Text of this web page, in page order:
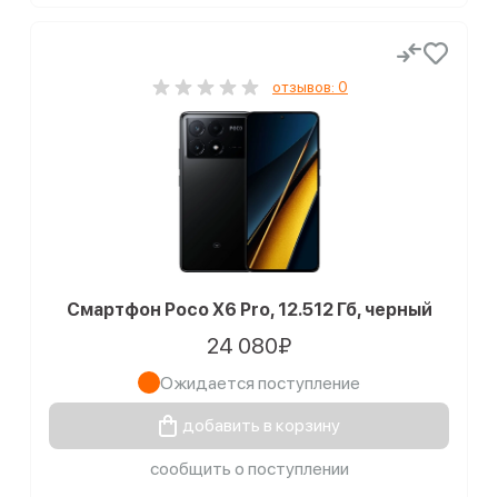
отзывов: 0
Смартфон Poco X6 Pro, 12.512 Гб, черный
24 080₽
Ожидается поступление
добавить в корзину
сообщить о поступлении